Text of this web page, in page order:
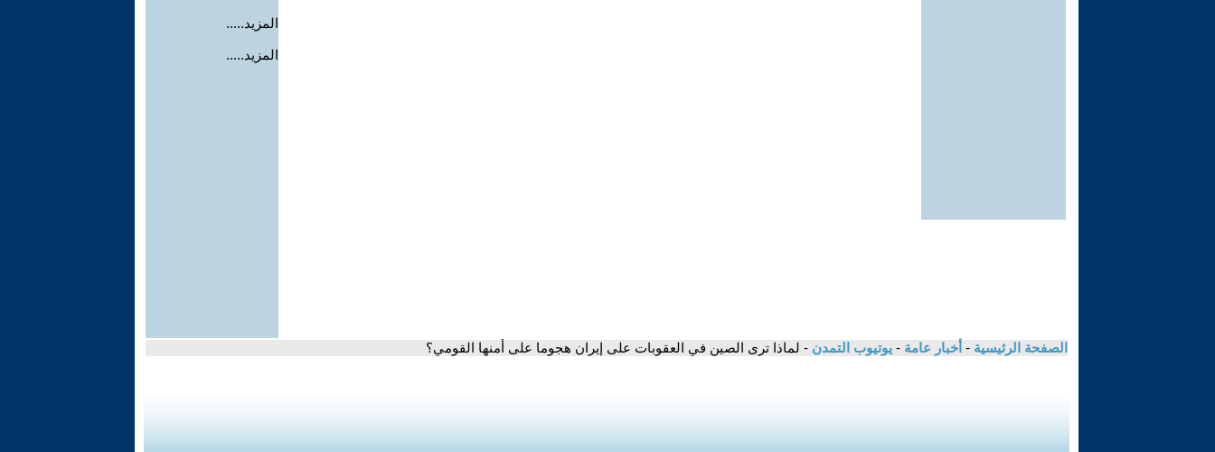
المزيد.....
المزيد.....
الصفحة الرئيسية - أخبار عامة - يوتيوب التمدن - لماذا ترى الصين في العقوبات على إيران هجوما على أمنها القومي؟